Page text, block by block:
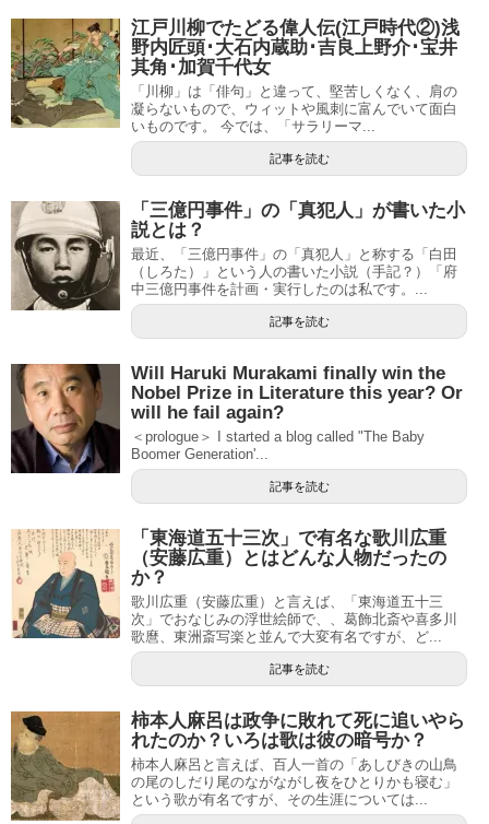
江戸川柳でたどる偉人伝(江戸時代②)浅
野内匠頭･大石内蔵助･吉良上野介･宝井
其角･加賀千代女
「川柳」は「俳句」と違って、堅苦しくなく、肩の
凝らないもので、ウィットや風刺に富んでいて面白
いものです。 今では、「サラリーマ...
記事を読む
「三億円事件」の「真犯人」が書いた小
説とは？
最近、「三億円事件」の「真犯人」と称する「白田
（しろた）」という人の書いた小説（手記？）「府
中三億円事件を計画・実行したのは私です。...
記事を読む
Will Haruki Murakami finally win the
Nobel Prize in Literature this year? Or
will he fail again?
＜prologue＞ I started a blog called "The Baby
Boomer Generation'...
記事を読む
「東海道五十三次」で有名な歌川広重
（安藤広重）とはどんな人物だったの
か？
歌川広重（安藤広重）と言えば、「東海道五十三
次」でおなじみの浮世絵師で、、葛飾北斎や喜多川
歌麿、東洲斎写楽と並んで大変有名ですが、ど...
記事を読む
柿本人麻呂は政争に敗れて死に追いやら
れたのか？いろは歌は彼の暗号か？
柿本人麻呂と言えば、百人一首の「あしびきの山鳥
の尾のしだり尾のながながし夜をひとりかも寝む」
という歌が有名ですが、その生涯については...